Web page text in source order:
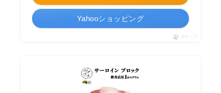
Yahooショッピング
ポチップ